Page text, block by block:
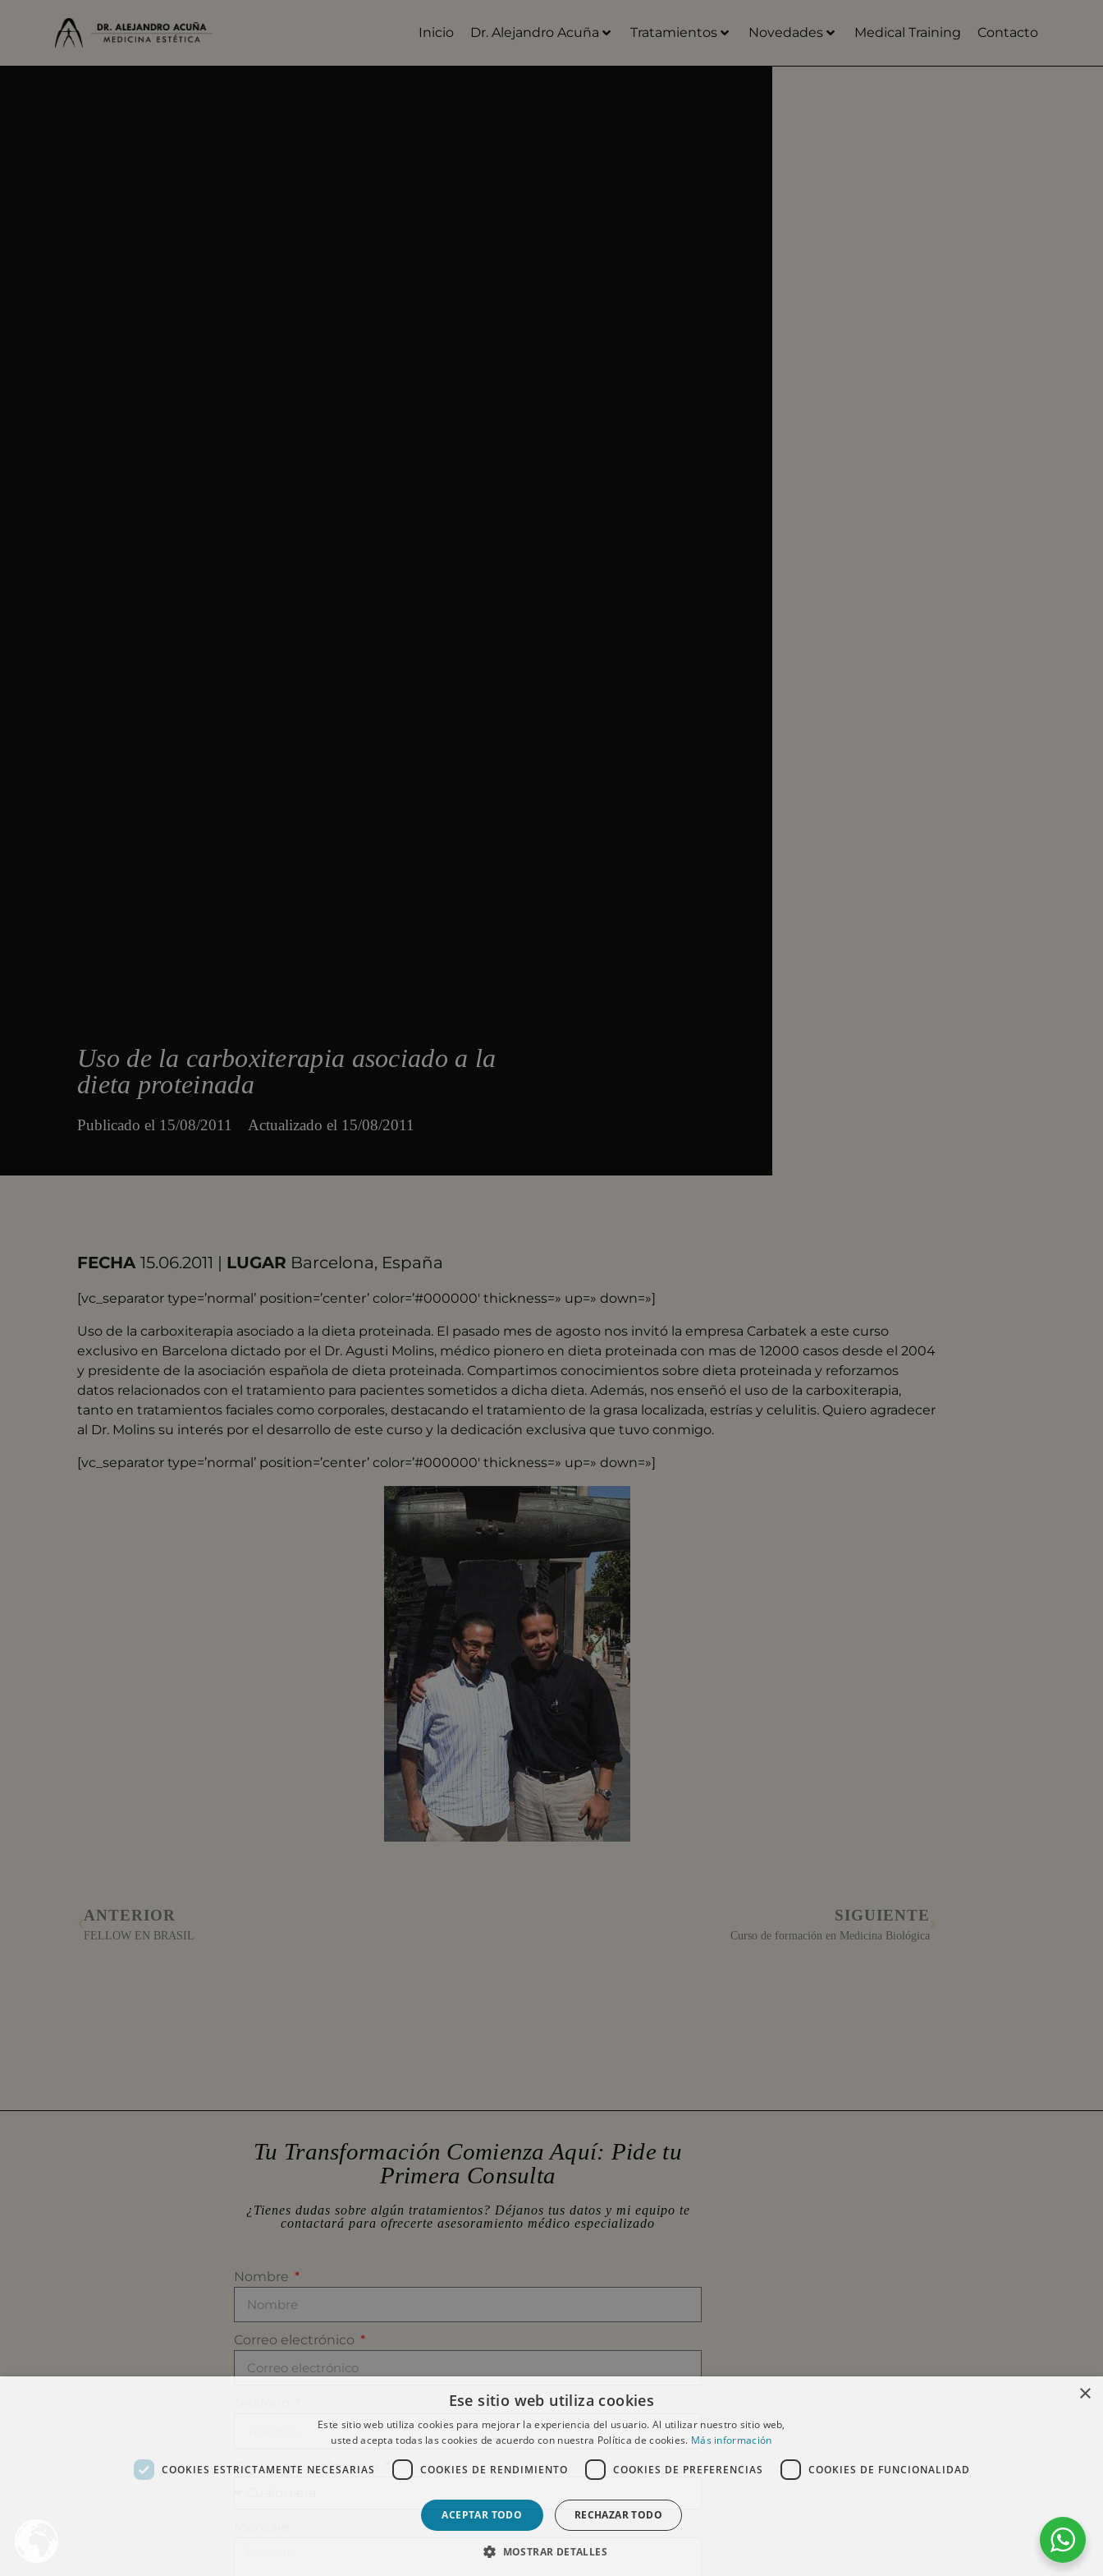
Inicio Dr. Alejandro Acuña Tratamientos Novedades Medical Training Contacto
Uso de la carboxiterapia asociado a la
dieta proteinada
Publicado el 15/08/2011 Actualizado el 15/08/2011
FECHA15.06.2011 | LUGAR Barcelona, España
[vc_separator type=’normal’ position=’center’ color=’#000000′ thickness=» up=» down=»]
Uso de la carboxiterapia asociado a la dieta proteinada. El pasado mes de agosto nos invitó la empresa Carbatek a este curso
exclusivo en Barcelona dictado por el Dr. Agusti Molins, médico pionero en dieta proteinada con mas de 12000 casos desde el 2004
y presidente de la asociación española de dieta proteinada. Compartimos conocimientos sobre dieta proteinada y reforzamos
datos relacionados con el tratamiento para pacientes sometidos a dicha dieta. Además, nos enseñó el uso de la carboxiterapia,
tanto en tratamientos faciales como corporales, destacando el tratamiento de la grasa localizada, estrías y celulitis. Quiero agradecer
al Dr. Molins su interés por el desarrollo de este curso y la dedicación exclusiva que tuvo conmigo.
[vc_separator type=’normal’ position=’center’ color=’#000000′ thickness=» up=» down=»]
ANTERIOR
FELLOW EN BRASIL
SIGUIENTE
Curso de formación en Medicina Biológica
Tu Transformación Comienza Aquí: Pide tu
Primera Consulta
¿Tienes dudas sobre algún tratamientos? Déjanos tus datos y mi equipo te
contactará para ofrecerte asesoramiento médico especializado
Nombre
Correo electrónico
Ciudad de preferencia
×
Ese sitio web utiliza cookies
Este sitio web utiliza cookies para mejorar la experiencia del usuario. Al utilizar nuestro sitio web,
usted acepta todas las cookies de acuerdo con nuestra Política de cookies. Más información
COOKIES ESTRICTAMENTE NECESARIAS COOKIES DE RENDIMIENTO COOKIES DE PREFERENCIAS COOKIES DE FUNCIONALIDAD
ACEPTAR TODO RECHAZAR TODO
MOSTRAR DETALLES